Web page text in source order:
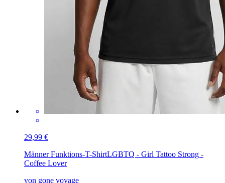
29,99 €
Männer Funktions-T-ShirtLGBTQ - Girl Tattoo Strong -
Coffee Lover
von gone voyage